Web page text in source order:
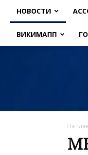
НОВОСТИ
ВИКИМАПП
На